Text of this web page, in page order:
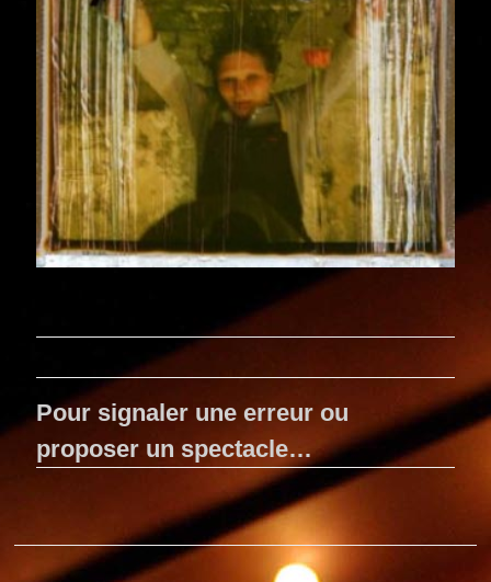
Pour signaler une erreur ou
proposer un spectacle…